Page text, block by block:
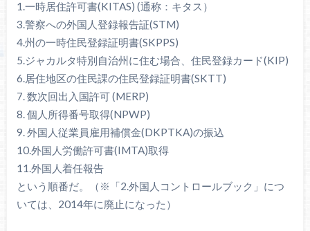
1.一時居住許可書(KITAS) (通称：キタス）
3.警察への外国人登録報告証(STM)
4.州の一時住民登録証明書(SKPPS)
5.ジャカルタ特別自治州に住む場合、住民登録カード(KIP)
6.居住地区の住民課の住民登録証明書(SKTT)
7. 数次回出入国許可 (MERP)
8. 個人所得番号取得(NPWP)
9. 外国人従業員雇用補償金(DKPTKA)の振込
10.外国人労働許可書(IMTA)取得
11.外国人着任報告
という順番だ。（※「2.外国人コントロールブック」につ
いては、2014年に廃止になった）